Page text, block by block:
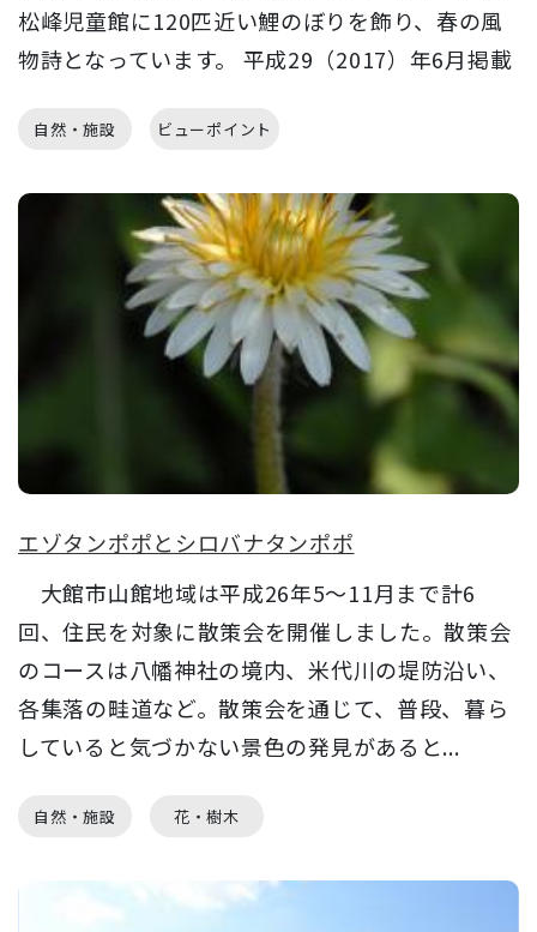
松峰児童館に120匹近い鯉のぼりを飾り、春の風
物詩となっています。 平成29（2017）年6月掲載
自然・施設 ビューポイント
エゾタンポポとシロバナタンポポ
大館市山館地域は平成26年5～11月まで計6
回、住民を対象に散策会を開催しました。散策会
のコースは八幡神社の境内、米代川の堤防沿い、
各集落の畦道など。散策会を通じて、普段、暮ら
していると気づかない景色の発見があると...
自然・施設 花・樹木